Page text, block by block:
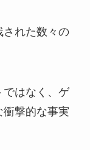
された数々の
ではなく、ゲ
撃的な事実